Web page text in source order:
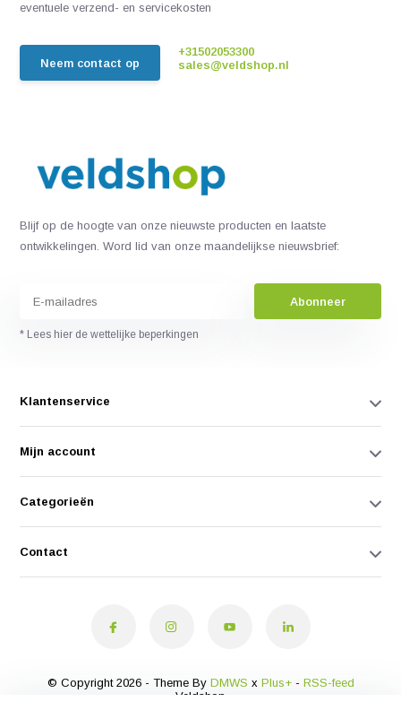
eventuele verzend- en servicekosten
Neem contact op
+31502053300
sales@veldshop.nl
Blijf op de hoogte van onze nieuwste producten en laatste
ontwikkelingen. Word lid van onze maandelijkse nieuwsbrief:
Abonneer
* Lees hier de wettelijke beperkingen
Klantenservice
Mijn account
Categorieën
Contact
© Copyright 2026 - Theme By DMWS x Plus+- RSS-feed
Veldshop